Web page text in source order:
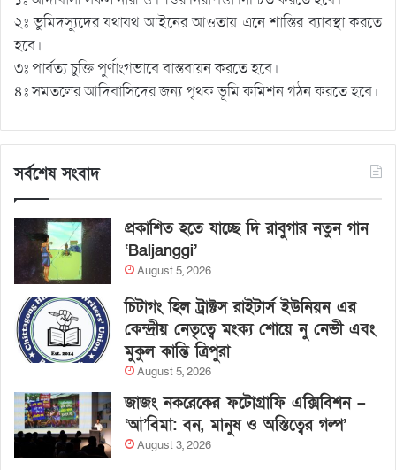
২ঃ ভুমিদস্যুদের যথাযথ আইনের আওতায় এনে শাস্তির ব্যাবস্থা করতে
হবে।
৩ঃ পার্বত্য চুক্তি পুর্ণাংগভাবে বাস্তবায়ন করতে হবে।
৪ঃ সমতলের আদিবাসিদের জন্য পৃথক ভূমি কমিশন গঠন করতে হবে।
সর্বশেষ সংবাদ
প্রকাশিত হতে যাচ্ছে দি রাবুগার নতুন গান
‘Baljanggi’
August 5, 2026
চিটাগং হিল ট্রাক্টস রাইটার্স ইউনিয়ন এর
কেন্দ্রীয় নেতৃত্বে মংক্য শোয়ে নু নেভী এবং
মুকুল কান্তি ত্রিপুরা
August 5, 2026
জাজং নকরেকের ফটোগ্রাফি এক্সিবিশন –
‘আ’বিমা: বন, মানুষ ও অস্তিত্বের গল্প’
August 3, 2026